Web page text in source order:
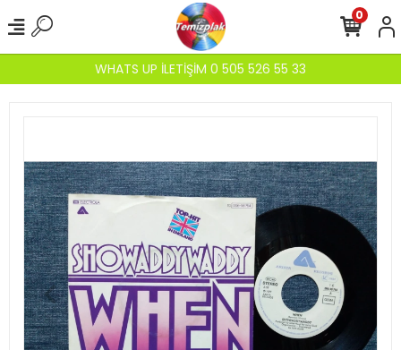
WHATS UP İLETİŞİM 0 505 526 55 33
0